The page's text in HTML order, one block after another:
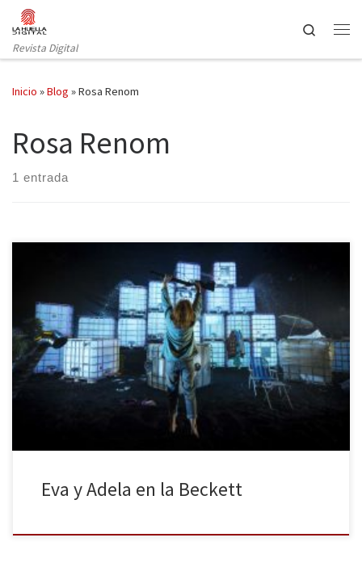
Saltar al contenido
Revista Digital
Search
Inicio »Blog »Rosa Renom
Rosa Renom
1 entrada
Dentro del ciclo “La revolución de los géneros”, la Sala Beckett
presenta su producción, Eva i Adela als afores, dirigida por el
director de la sala, Toni Casares. El texto, con autoría de la
dramaturga Mercè Sarrias, plantea un tiempo distópico, donde el
agua escasea, y en el que dos […]
Eva y Adela en la Beckett